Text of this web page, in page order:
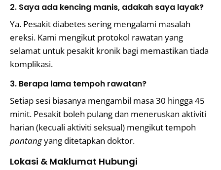
2. Saya ada kencing manis, adakah saya layak?
Ya. Pesakit diabetes sering mengalami masalah
ereksi. Kami mengikut protokol rawatan yang
selamat untuk pesakit kronik bagi memastikan tiada
komplikasi.
3. Berapa lama tempoh rawatan?
Setiap sesi biasanya mengambil masa 30 hingga 45
minit. Pesakit boleh pulang dan meneruskan aktiviti
harian (kecuali aktiviti seksual) mengikut tempoh
pantangyang ditetapkan doktor.
Lokasi & Maklumat Hubungi